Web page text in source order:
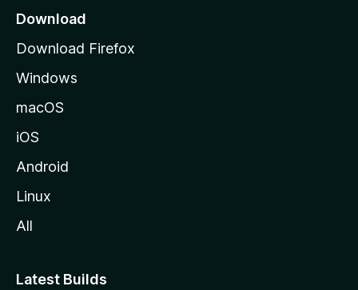
Download
Download Firefox
Windows
macOS
iOS
Android
Linux
All
Latest Builds